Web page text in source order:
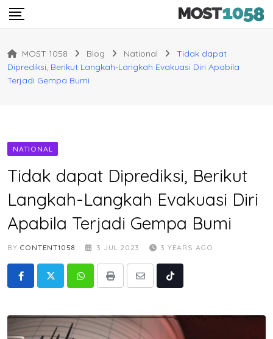
Skip
MOST 1058 Blog National
Tidak dapat
Diprediksi, Berikut Langkah-Langkah Evakuasi Diri Apabila
Terjadi Gempa Bumi
NATIONAL
Tidak dapat Diprediksi, Berikut
Langkah-Langkah Evakuasi Diri
Apabila Terjadi Gempa Bumi
BY CONTENT1058 3 JUL 2023 3 YEARS AGO
WhatsappPrint
Share
Tiktok